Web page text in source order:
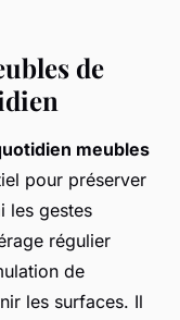
de
meubles
pour préserver
les gestes
régulier
de
les surfaces. Il